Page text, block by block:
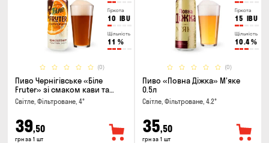
Гіркота
10 IBU
Щільність
11 %
(0)
Пиво Чернігівське «Біле
Fruter» зі смаком кави та
апельсину 0.5л
Світле, Фільтроване, 4°
39,50
грн за 1 шт
Гіркота
15 IBU
Щільність
10.4%
(0)
Пиво «Повна Діжка» М'яке
0.5л
Світле, Фільтроване, 4.2°
35,50
грн за 1 шт